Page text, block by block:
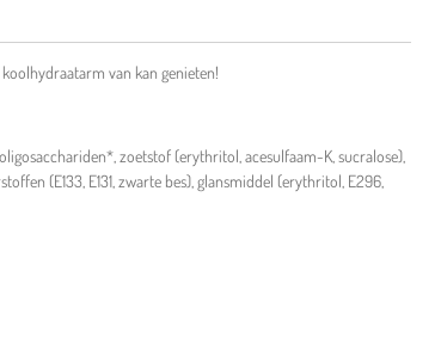
van kan genieten!
zoetstof (erythritol, acesulfaam-K, sucralose),
(E133, E131, zwarte bes), glansmiddel (erythritol, E296,